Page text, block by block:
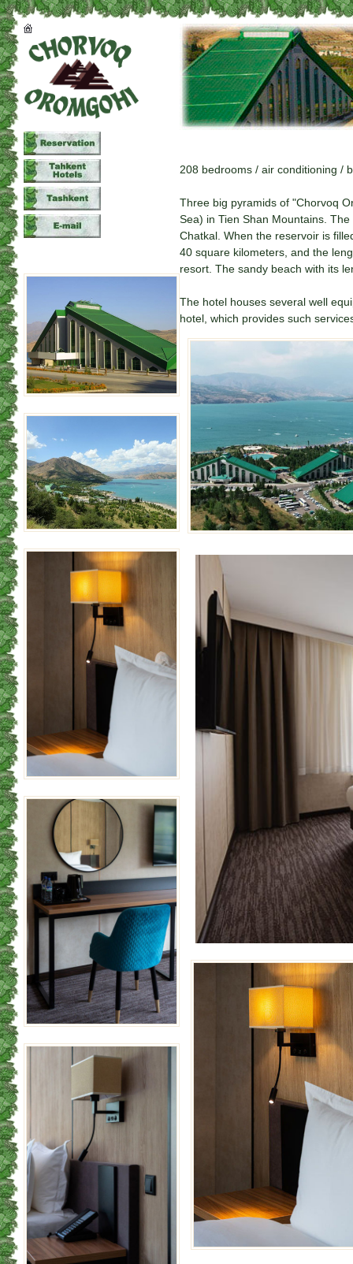
208 bedrooms / air conditioning /
Three big pyramids of "Chorvoq
Sea) in Tien Shan Mountains.
Chatkal. When the reservoir is
40 square kilometers, and the
resort. The sandy beach with its
The hotel houses several well
hotel, which provides such